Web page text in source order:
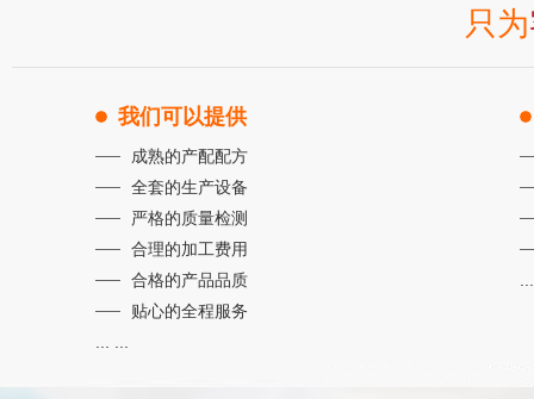
只为
我们可以提供
成熟的产配配方
全套的生产设备
严格的质量检测
合理的加工费用
合格的产品品质
贴心的全程服务